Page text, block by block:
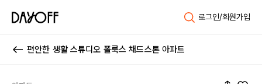
로그인/회원가입
편안한 생활 스튜디오 폴룩스 채드스톤 아파트